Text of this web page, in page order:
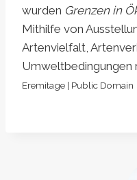
wurden Grenzen in
Mithilfe von
Artenvielfalt,
Umweltbedingungen
Eremitage | Public Domain